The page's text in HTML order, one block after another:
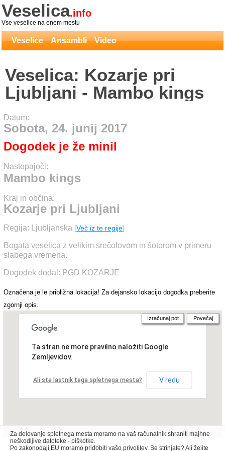
Veselica.info
Vse veselice na enem mestu
Veselice Ansambli Video
Veselica: Kozarje pri
Ljubljani - Mambo kings
Datum:
Sobota, 24. junij 2017
Dogodek je že minil
Nastopajoči:
Mambo kings
Kraj in občina:
Kozarje pri Ljubljani
Regija: Ljubljanska [Več iz te regije]
Bogata veselica z velikim srečolovom in šotorom v primeru
slabega vremena.
Dogodek dodal: PGD KOZARJE
Označena je le približna lokacija! Za dejansko lokacijo dogodka preberite
zgornji opis.
Ta stran ne more pravilno naložiti Google
Zemljevidov.
Ali ste lastnik tega spletnega mesta? V redu
Izračunaj pot Povečaj
Za delovanje spletnega mesta moramo na vaš računalnik shraniti majhne
neškodljive datoteke - piškotke.
Po zakonodaji EU moramo pridobiti vašo privolitev. Se strinjate? Ali želite